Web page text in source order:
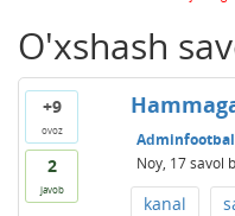
O'xshash
+9
ovoz
2
javob
Noy, 17 savol
kanal